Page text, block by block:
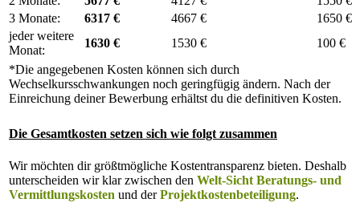
3 Monate:
6317 € 4667 €
1650 €
jeder weitere
Monat:
1630 € 1530 €
100 €
*Die angegebenen Kosten können sich durch
Wechselkursschwankungen noch geringfügig ändern. Nach der
Einreichung deiner Bewerbung erhältst du die definitiven Kosten.
Die Gesamtkosten setzen sich wie folgt zusammen
Wir möchten dir größtmögliche Kostentransparenz bieten. Deshalb
unterscheiden wir klar zwischen den Welt-Sicht Beratungs- und
Vermittlungskosten und derProjektkostenbeteiligung.